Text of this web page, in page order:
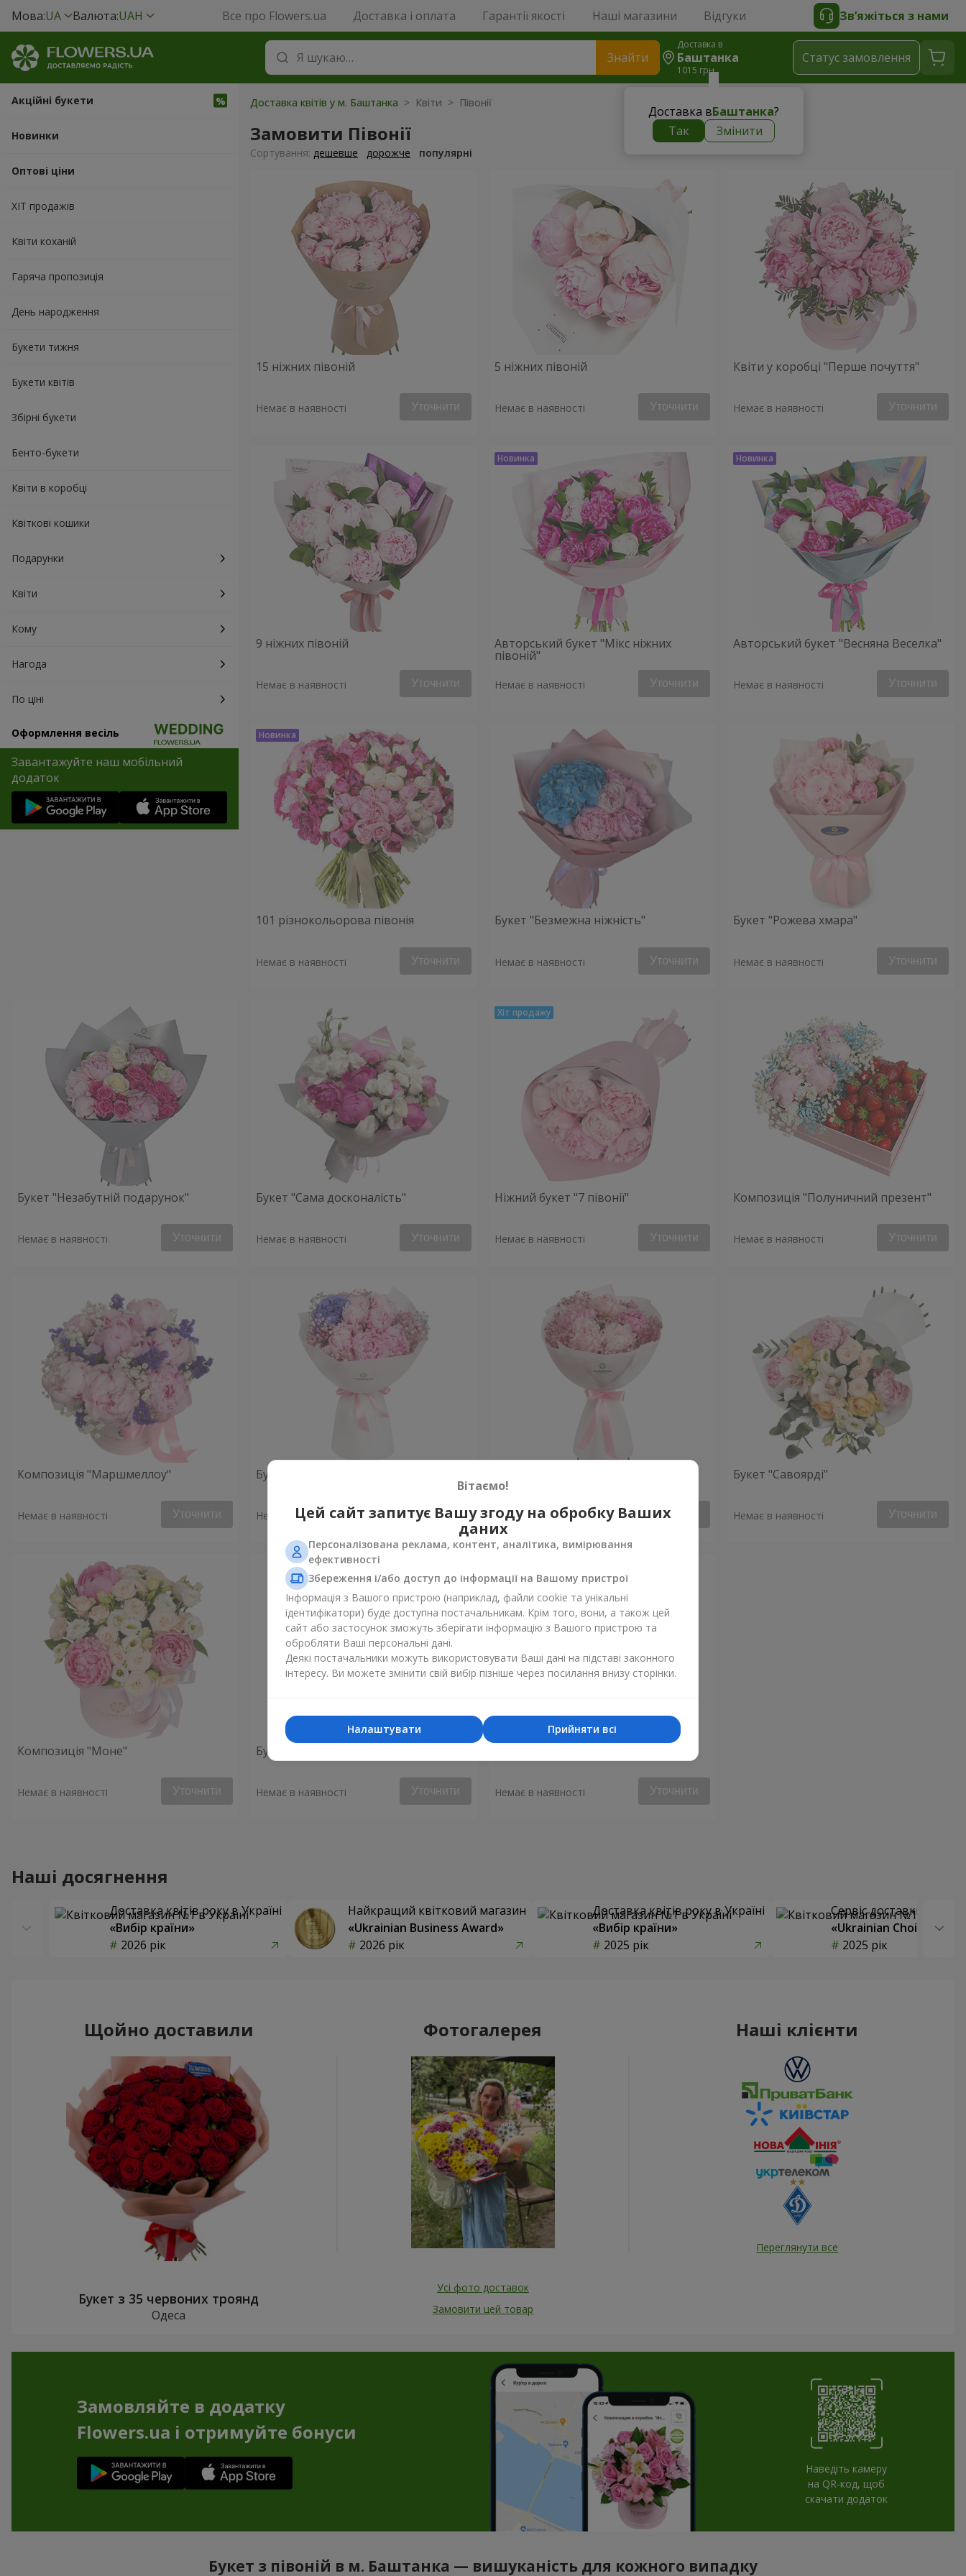
Мова:UA Валюта:UAH Все про Flowers.ua Доставка і оплата Гарантії якості Наші магазини Відгуки Зв’яжіться з нами
Знайти
Доставка в
Баштанка
1015 грн
Доставка вБаштанка?
Так
Змінити
Статус замовлення
Акційні букети
Новинки
Оптові ціни
ХІТ продажів
Квіти коханій
Гаряча пропозиція
День народження
Букети тижня
Букети квітів
Збірні букети
Бенто-букети
Квіти в коробці
Квіткові кошики
Подарунки
Квіти
Кому
Нагода
По ціні
Оформлення весіль
Завантажуйте наш мобільний
додаток
Доставка квітів у м. Баштанка > Квіти > Півонії
Замовити Півонії
Сортування: дешевше дорожче популярні
15 ніжних півоній
Немає в наявності Уточнити
5 ніжних півоній
Немає в наявності Уточнити
Квіти у коробці "Перше почуття"
Немає в наявності Уточнити
9 ніжних півоній
Немає в наявності Уточнити
Авторський букет "Мікс ніжних
півоній"
Немає в наявності Уточнити
Авторський букет "Весняна Веселка"
Немає в наявності Уточнити
101 різнокольорова півонія
Немає в наявності Уточнити
Букет "Безмежна ніжність"
Немає в наявності Уточнити
Букет "Рожева хмара"
Немає в наявності Уточнити
Букет "Незабутній подарунок"
Немає в наявності Уточнити
Букет "Сама досконалість"
Немає в наявності Уточнити
Ніжний букет "7 півонії"
Немає в наявності Уточнити
Композиція "Полуничний презент"
Немає в наявності Уточнити
Композиція "Маршмеллоу"
Немає в наявності Уточнити
Букет «Ранок у Спечлі»
Немає в наявності Уточнити Немає в наявності Уточнити
Букет "Савоярді"
Немає в наявності Уточнити
Композиція "Моне"
Немає в наявності Уточнити
Букет "Почуй моє серце"
Немає в наявності Уточнити Немає в наявності Уточнити
Наші досягнення
Доставка квітів року в Україні
«Вибір країни»
2026 рік
Найкращий квітковий магазин
«Ukrainian Business Award»
2026 рік
Доставка квітів року в Україні
«Вибір країни»
2025 рік
Сервіс доставки квітів
«Ukrainian Choice»
2025 рік
Щойно доставили
Букет з 35 червоних троянд
Одеса
Фотогалерея
Усі фото доставок
Замовити цей товар
Наші клієнти
Переглянути все
Замовляйте в додатку
Flowers.ua і отримуйте бонуси
Наведіть камеру
на QR-код, щоб
скачати додаток
Букет з півоній в м. Баштанка — вишуканість для кожного випадку
Вітаємо!
Цей сайт запитує Вашу згоду на обробку Ваших
даних
Персоналізована реклама, контент, аналітика, вимірювання
ефективності
Збереження і/або доступ до інформації на Вашому пристрої
Інформація з Вашого пристрою (наприклад, файли cookie та унікальні
ідентифікатори) буде доступна постачальникам. Крім того, вони, а також цей
сайт або застосунок зможуть зберігати інформацію з Вашого пристрою та
обробляти Ваші персональні дані.
Деякі постачальники можуть використовувати Ваші дані на підставі законного
інтересу. Ви можете змінити свій вибір пізніше через посилання внизу сторінки.
Прийняти всі
Налаштувати